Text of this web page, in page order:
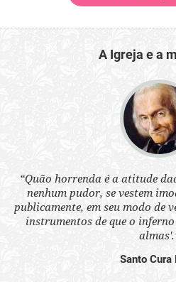
A Igreja e a
“Quão horrenda é a atitude
nenhum pudor, se vestem
publicamente, em seu modo de
instrumentos de que o
Santo Cura